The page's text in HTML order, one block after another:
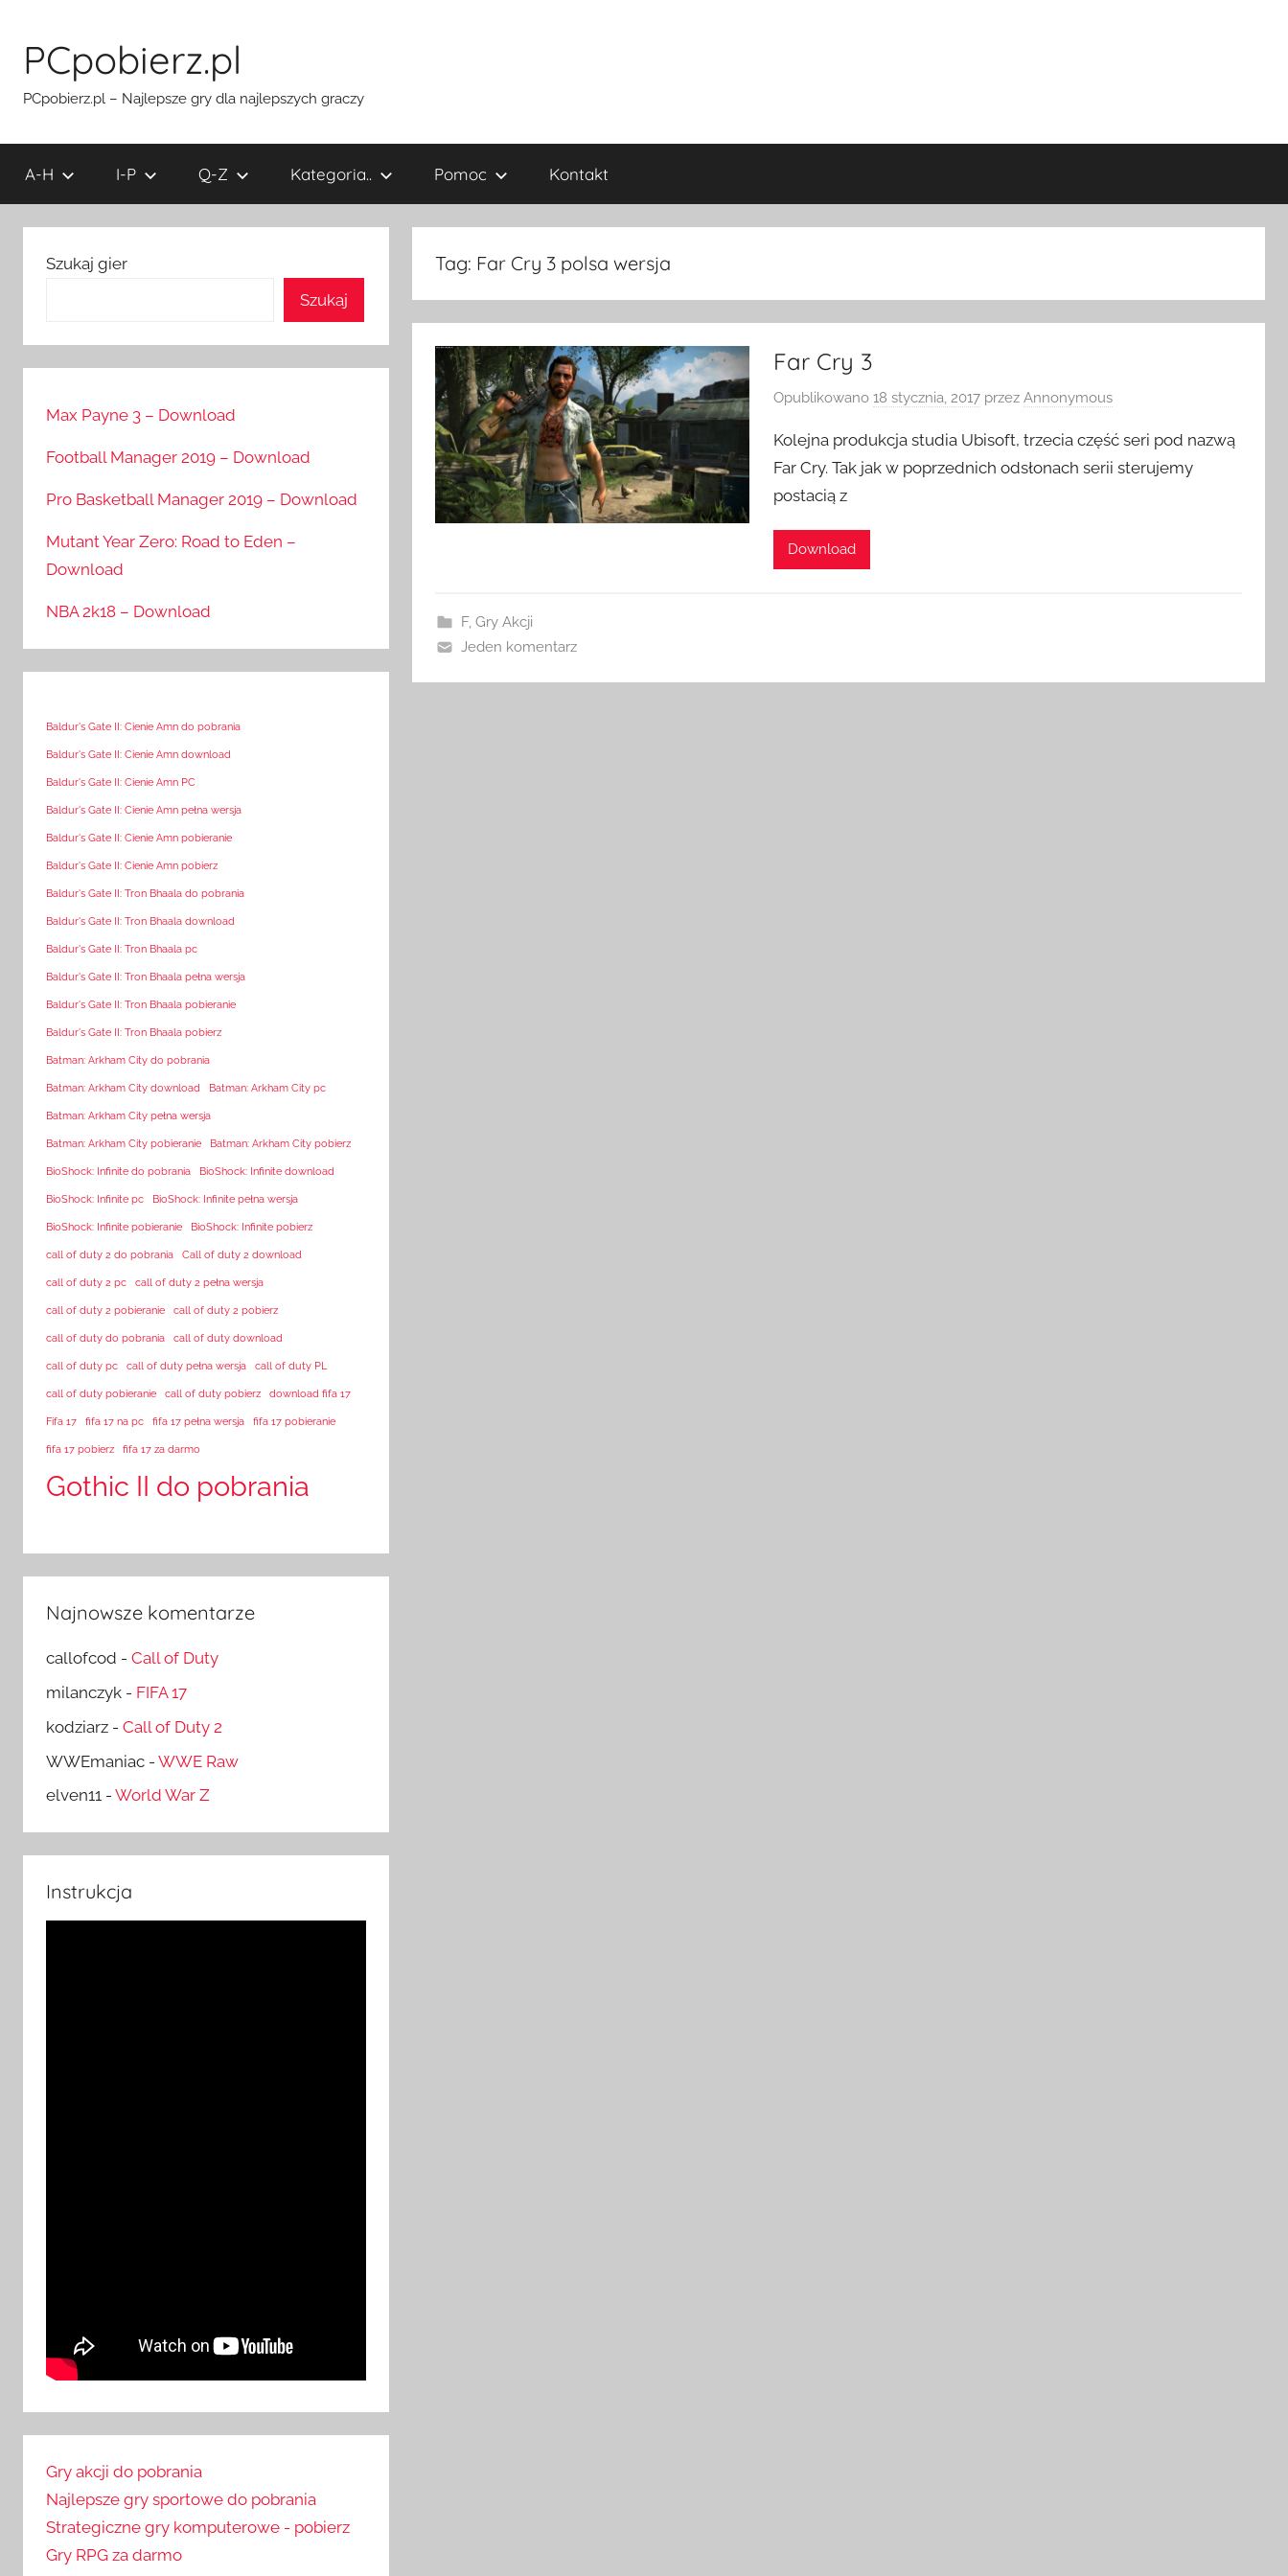
treściPCpobierz.pl
PCpobierz.pl – Najlepsze gry dla najlepszych graczy
A-H I-P Q-Z Kategoria.. Pomoc Kontakt
Tag: Far Cry 3 polsa wersja
Far Cry 3
Opublikowano18 stycznia, 2017 przezAnnonymous
Kolejna produkcja studia Ubisoft, trzecia część seri pod nazwą
Far Cry. Tak jak w poprzednich odsłonach serii sterujemy
postacią z
Download
F,Gry Akcji
Jeden komentarz
Szukaj gier
Szukaj
Max Payne 3 – Download
Football Manager 2019 – Download
Pro Basketball Manager 2019 – Download
Mutant Year Zero: Road to Eden –
Download
NBA 2k18 – Download
Baldur's Gate II: Cienie Amn do pobrania
Baldur's Gate II: Cienie Amn download
Baldur's Gate II: Cienie Amn PC
Baldur's Gate II: Cienie Amn pełna wersja
Baldur's Gate II: Cienie Amn pobieranie
Baldur's Gate II: Cienie Amn pobierz
Baldur's Gate II: Tron Bhaala do pobrania
Baldur's Gate II: Tron Bhaala download
Baldur's Gate II: Tron Bhaala pc
Baldur's Gate II: Tron Bhaala pełna wersja
Baldur's Gate II: Tron Bhaala pobieranie
Baldur's Gate II: Tron Bhaala pobierz
Batman: Arkham City do pobrania
Batman: Arkham City download Batman: Arkham City pc
Batman: Arkham City pełna wersja
Batman: Arkham City pobieranie Batman: Arkham City pobierz
BioShock: Infinite do pobrania BioShock: Infinite download
BioShock: Infinite pc BioShock: Infinite pełna wersja
BioShock: Infinite pobieranie BioShock: Infinite pobierz
call of duty 2 do pobrania Call of duty 2 download
call of duty 2 pc call of duty 2 pełna wersja
call of duty 2 pobieranie call of duty 2 pobierz
call of duty do pobrania call of duty download
call of duty pc call of duty pełna wersja call of duty PL
call of duty pobieranie call of duty pobierz download fifa 17
Fifa 17 fifa 17 na pc fifa 17 pełna wersja fifa 17 pobieranie
fifa 17 pobierz fifa 17 za darmo
Gothic II do pobrania
Najnowsze komentarze
callofcod - Call of Duty
milanczyk - FIFA 17
kodziarz - Call of Duty 2
WWEmaniac - WWE Raw
elven11 - World War Z
Instrukcja
Gry akcji do pobrania
Najlepsze gry sportowe do pobrania
Strategiczne gry komputerowe - pobierz
Gry RPG za darmo